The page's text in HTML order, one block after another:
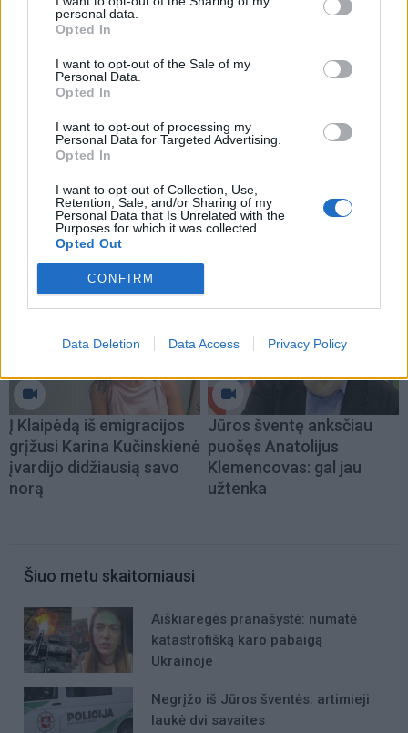
personal data.
Opted In
I want to opt-out of the Sale of my
Personal Data.
Opted In
I want to opt-out of processing my
Personal Data for Targeted Advertising.
Opted In
I want to opt-out of Collection, Use,
Retention, Sale, and/or Sharing of my
Personal Data that Is Unrelated with the
Purposes for which it was collected.
Opted Out
CONFIRM
Data Deletion Data Access Privacy Policy
Projekto iniciatorių galvose kunkuliuoja mintys su dar
daugiau idėjų – norima, kad ant kalno būtų galima
pramogauti ne tik žiemą, bet visus metus.
Į Klaipėdą iš emigracijos
grįžusi Karina Kučinskienė
įvardijo didžiausią savo
norą
Jūros šventę anksčiau
puošęs Anatolijus
Klemencovas: gal jau
užtenka
Šiuo metu skaitomiausi
Aiškiaregės pranašystė: numatė
katastrofišką karo pabaigą
Ukrainoje
Negrįžo iš Jūros šventės: artimieji
laukė dvi savaites